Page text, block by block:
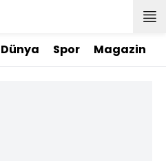
Dünya Spor Magazin